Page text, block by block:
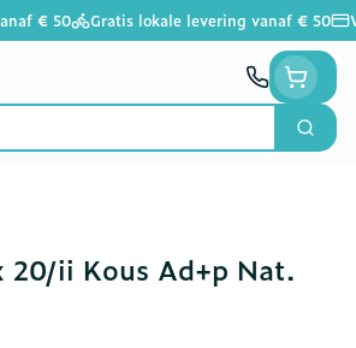
€ 50 Gratis lokale levering vanaf € 50
Zoek
20/ii Kous Ad+p Nat.